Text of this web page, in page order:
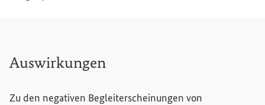
Auswirkungen
Zu den negativen Begleiterscheinungen von